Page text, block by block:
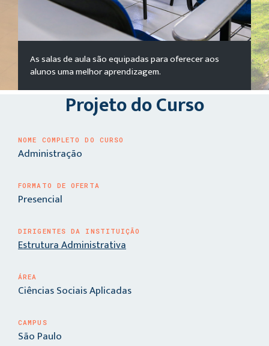
As salas de aula são equipadas para oferecer aos
alunos uma melhor aprendizagem.
Projeto do Curso
NOME COMPLETO DO CURSO
Administração
FORMATO DE OFERTA
Presencial
DIRIGENTES DA INSTITUIÇÃO
Estrutura Administrativa
ÁREA
Ciências Sociais Aplicadas
CAMPUS
São Paulo